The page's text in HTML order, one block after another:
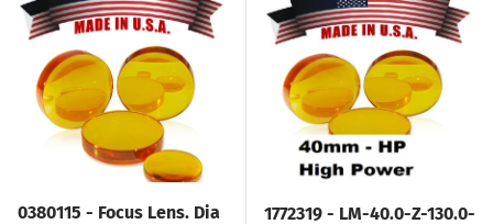
0380115 - Focus Lens. Dia
1772319 - LM-40.0-Z-130.0-